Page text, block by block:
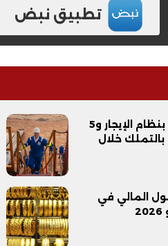
تطبيق نبض
الإسكان تطرح 15 ألف وحدة بنظام الإيجار و5
بالتملك خلال
المالي في